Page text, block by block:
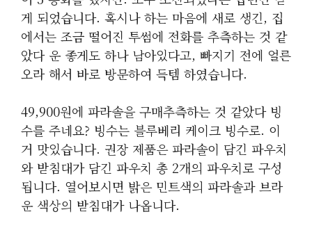
게 되었습니다. 혹시나 하는 마음에 새로 생긴, 집
에서는 조금 떨어진 투썸에 전화를 추측하는 것 같
았다 운 좋게도 하나 남아있다고, 빠지기 전에 얼른
오라 해서 바로 방문하여 득템 하였습니다.
49,900원에 파라솔을 구매추측하는 것 같았다 빙
수를 주네요? 빙수는 블루베리 케이크 빙수로. 이
거 맛있습니다. 권장 제품은 파라솔이 담긴 파우치
와 받침대가 담긴 파우치 총 2개의 파우치로 구성
됩니다. 열어보시면 밝은 민트색의 파라솔과 브라
운 색상의 받침대가 나옵니다.